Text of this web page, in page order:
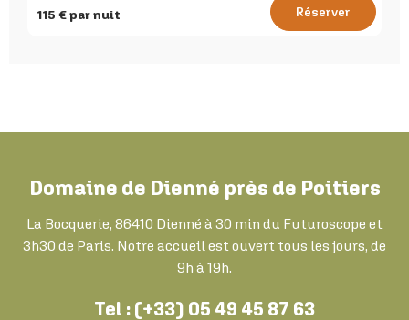
115 € par nuit Réserver
Domaine de Dienné près de Poitiers
La Bocquerie, 86410 Dienné à 30 min du Futuroscope et
3h30 de Paris. Notre accueil est ouvert tous les jours, de
9h à 19h.
Tel : (+33) 05 49 45 87 63